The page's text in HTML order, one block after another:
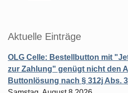
Aktuelle Einträge
OLG Celle: Bestellbutton mit
zur Zahlung" genügt nicht den
Buttonlösung nach § 312j Abs.